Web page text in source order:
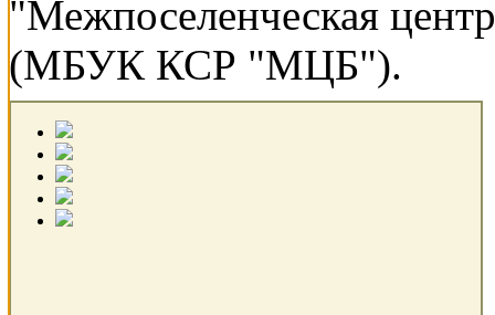
"Межпоселенческая
(МБУК КСР "МЦБ").